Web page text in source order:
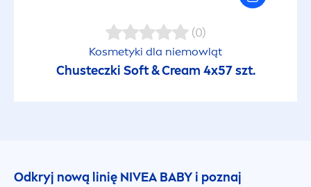
(0)
Kosmetyki dla niemowląt
Chusteczki Soft & Cream 4x57 szt.
Odkryj nową linię NIVEA BABY i poznaj